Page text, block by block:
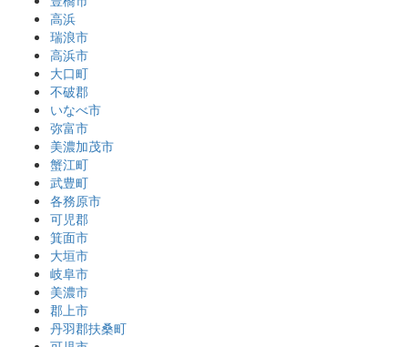
高浜
瑞浪市
高浜市
大口町
不破郡
いなべ市
弥富市
美濃加茂市
蟹江町
武豊町
各務原市
可児郡
箕面市
大垣市
岐阜市
美濃市
郡上市
丹羽郡扶桑町